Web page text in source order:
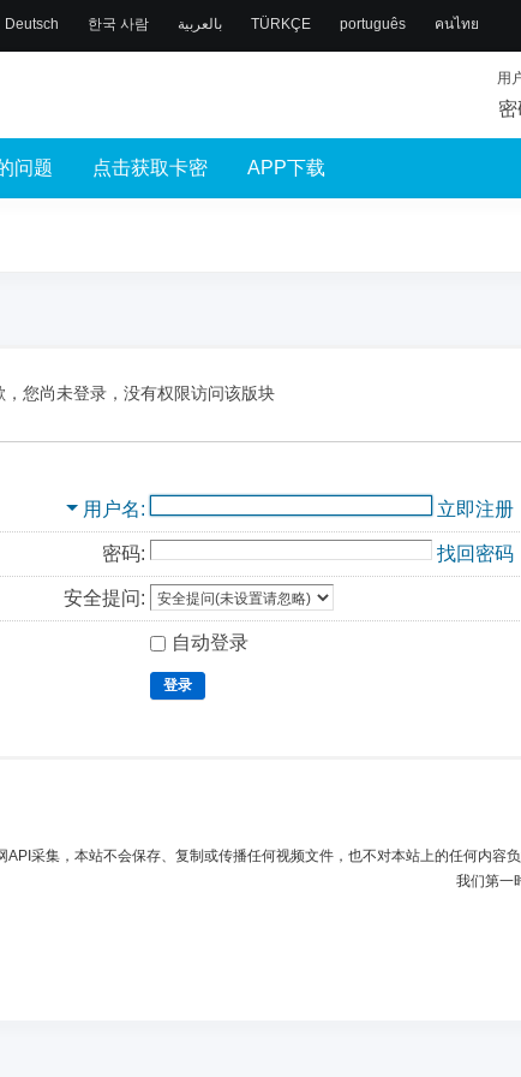
Deutsch 한국 사람 بالعربية TÜRKÇE português คนไทย
用
问题 点击获取卡密 APP下载
，您尚未登录，没有权限访问该版块
用户名 立即注册
密码: 找回密码
安全提问:
自动登录
登录
API采集，本站不会保存、复制或传播任何视频文件，也不对本站上的任何内容
我们第一